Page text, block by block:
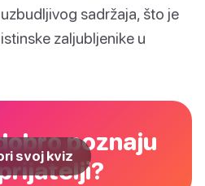
sadržaja, što je
zaljubljenike u
poznaju
svoj kviz